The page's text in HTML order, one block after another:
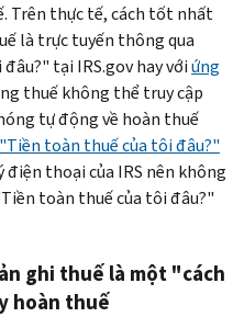
Trên thực tế, cách tốt nhất
là trực tuyến thông qua
tại IRS.gov hay vớiứng
thuế không thể truy cập
tự động về hoàn thuế
"Tiền toàn thuế của tôi đâu?"
thoại của IRS nên không
toàn thuế của tôi đâu?"
ghi thuế là một "cách
hoàn thuế